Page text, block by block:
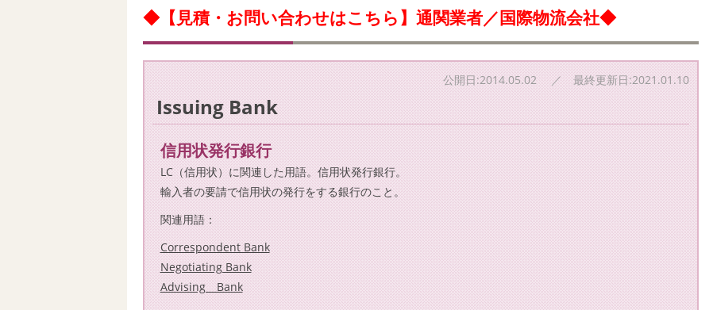
◆【見積・お問い合わせはこちら】通関業者／国際物流会社◆
公開日:2014.05.02 ／ 最終更新日:2021.01.10
Issuing Bank
信用状発行銀行
LC（信用状）に関連した用語。信用状発行銀行。
輸入者の要請で信用状の発行をする銀行のこと。
関連用語：
Correspondent Bank
Negotiating Bank
Advising Bank